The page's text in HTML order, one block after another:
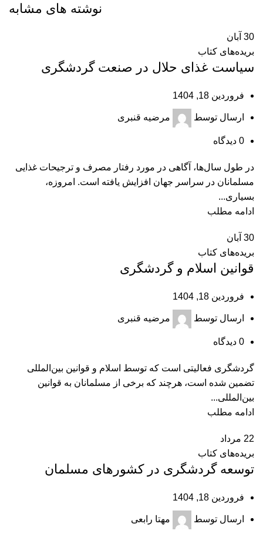
نوشته های مشابه
30 آبان
بریده‌های کتاب
سیاست غذای حلال در صنعت گردشگری
فروردین 18, 1404
ارسال توسط مرضیه قنبری
0 دیدگاه
در طول سال‌ها، آگاهی در مورد رفتار مصرف و ترجیحات غذایی
مسلمانان در سراسر جهان افزایش یافته است. امروزه،
بسیاری...
ادامه مطلب
30 آبان
بریده‌های کتاب
قوانین اسلام و گردشگری
فروردین 18, 1404
ارسال توسط مرضیه قنبری
0 دیدگاه
گردشگری فعالیتی است که توسط اسلام و قوانین بین‌المللی
تضمین شده است، هرچند که برخی از مسلمانان به قوانین
بین‌المللی...
ادامه مطلب
22 مرداد
بریده‌های کتاب
توسعه گردشگری در کشورهای مسلمان
فروردین 18, 1404
ارسال توسط مهتا رابعی